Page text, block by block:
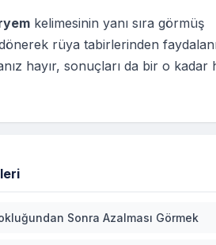
kelimesinin yanı sıra görmüş
rüya tabirlerinden
hayır, sonuçları da bir o kadar
Sonra Azalması Görmek